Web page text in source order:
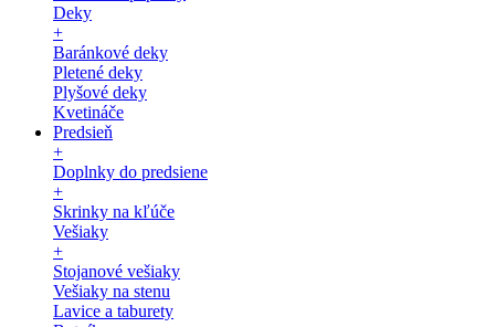
Deky
+
Baránkové deky
Pletené deky
Plyšové deky
Kvetináče
Predsieň
+
Doplnky do predsiene
+
Skrinky na kľúče
Vešiaky
+
Stojanové vešiaky
Vešiaky na stenu
Lavice a taburety